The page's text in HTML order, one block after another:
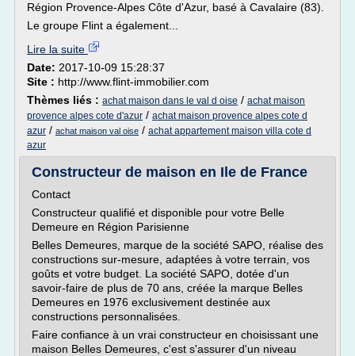
Région Provence-Alpes Côte d'Azur, basé à Cavalaire (83).
Le groupe Flint a également...
Lire la suite
Date: 2017-10-09 15:28:37
Site : http://www.flint-immobilier.com
Thèmes liés : achat maison dans le val d oise / achat maison
provence alpes cote d'azur / achat maison provence alpes cote d
azur / achat maison val oise / achat appartement maison villa cote d
azur
Constructeur de maison en Ile de France
Contact
Constructeur qualifié et disponible pour votre Belle
Demeure en Région Parisienne
Belles Demeures, marque de la société SAPO, réalise des
constructions sur-mesure, adaptées à votre terrain, vos
goûts et votre budget. La société SAPO, dotée d'un
savoir-faire de plus de 70 ans, créée la marque Belles
Demeures en 1976 exclusivement destinée aux
constructions personnalisées.
Faire confiance à un vrai constructeur en choisissant une
maison Belles Demeures, c'est s'assurer d'un niveau